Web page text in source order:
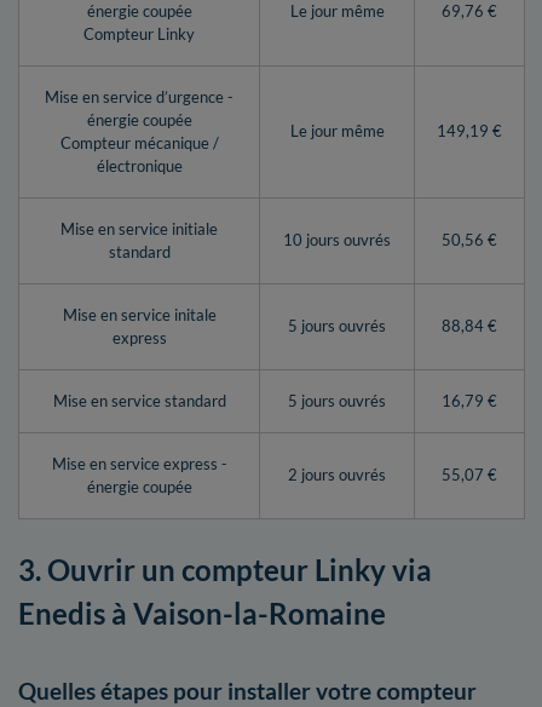
énergie coupée
Compteur Linky
Le jour même 69,76 €
Mise en service d’urgence -
énergie coupée
Compteur mécanique /
électronique
Le jour même 149,19 €
Mise en service initiale
standard
10 jours ouvrés 50,56 €
Mise en service initale
express
5 jours ouvrés 88,84 €
Mise en service standard 5 jours ouvrés 16,79 €
Mise en service express -
énergie coupée
2 jours ouvrés 55,07 €
3. Ouvrir un compteur Linky via
Enedis à Vaison-la-Romaine
Quelles étapes pour installer votre compteur